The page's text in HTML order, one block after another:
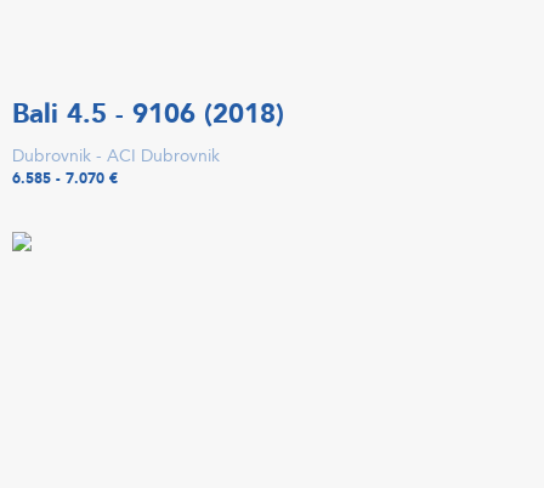
Bali 4.5 - 9106 (2018)
Dubrovnik - ACI Dubrovnik
6.585 - 7.070 €